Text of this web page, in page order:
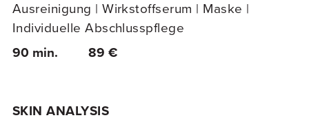
Ausreinigung | Wirkstoffserum | Maske |
Individuelle Abschlusspflege
90 min.
89 €
SKIN ANALYSIS